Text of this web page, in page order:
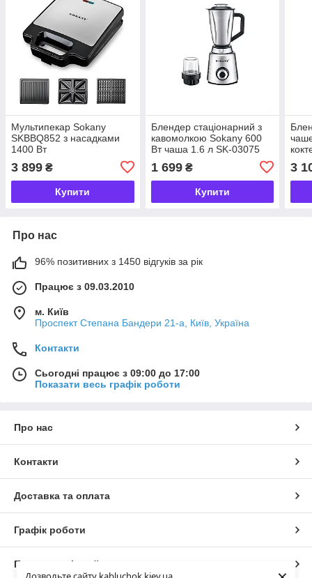
Мультипекар Sokany
SKBBQ852 з насадками
1400 Вт
3 899 ₴
Купити
Блендер стаціонарний з
кавомолкою Sokany 600
Вт чаша 1.6 л SK-03075
1 699₴
Купити
3
Про нас
96% позитивних з 1450 відгуків за рік
Працює з 09.03.2010
м. Київ
Проспект Степана Бандери 21-а, Київ, Україна
Контакти
Сьогодні працює з 09:00 до 17:00
Показати весь графік роботи
Про нас
Контакти
Доставка та оплата
Графік роботи
Повна версія сайту